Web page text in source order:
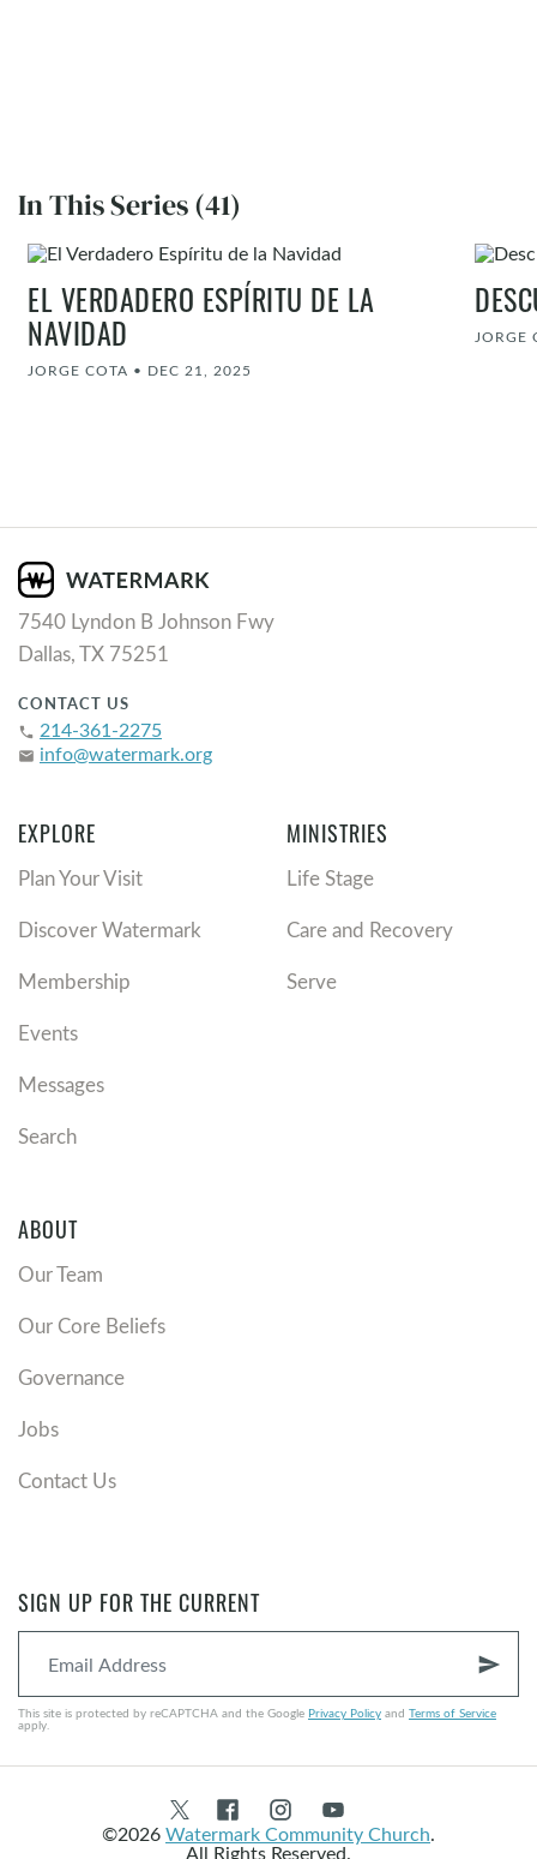
In This Series (41)
EL VERDADERO ESPÍRITU DE LA
NAVIDAD
JORGE COTA • DEC 21, 2025
JORGE
7540 Lyndon B Johnson Fwy
Dallas, TX 75251
CONTACT US
phone 214-361-2275
email info@watermark.org
EXPLORE
Plan Your Visit
Discover Watermark
Membership
Events
Messages
Search
MINISTRIES
Life Stage
Care and Recovery
Serve
ABOUT
Our Team
Our Core Beliefs
Governance
Jobs
Contact Us
SIGN UP FOR THE CURRENT
send
This site is protected by reCAPTCHA and the Google Privacy Policy and Terms of Service
apply.
©2026Watermark Community Church.
All Rights Reserved.